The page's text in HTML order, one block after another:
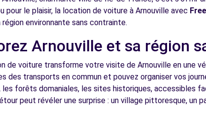
SAINT BRICE - SAINT BRICE (P)
pour le plaisir, la location de voiture à Arnouville avec
environnante sans contrainte.
Arnouville et sa région
de voiture transforme votre visite de Arnouville en une
des transports en commun et pouvez organiser vos
les forêts domaniales, les sites historiques, accessibles
peut révéler une surprise : un village pittoresque, un